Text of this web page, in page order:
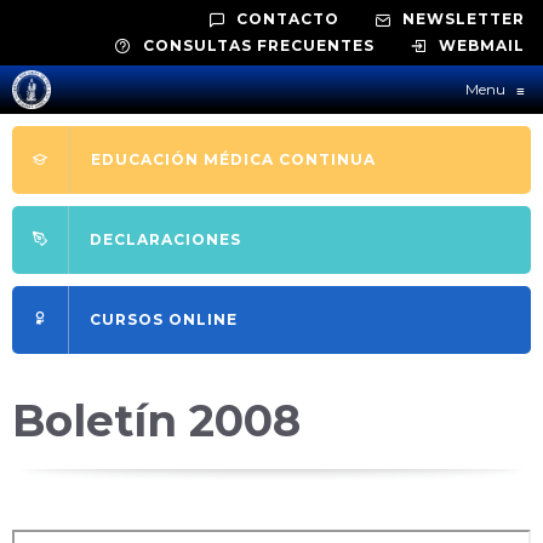
CONTACTO
NEWSLETTER
CONSULTAS FRECUENTES
WEBMAIL
Menu≡
EDUCACIÓN MÉDICA CONTINUA
DECLARACIONES
CURSOS ONLINE
Boletín 2008